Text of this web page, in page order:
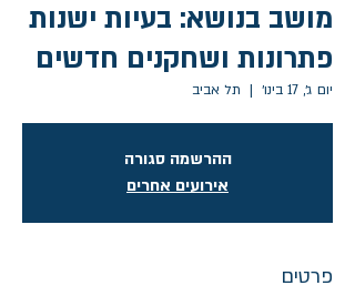
מושב בנושא: בעיות ישנות
פתרונות ושחקנים חדשים
יום ג׳, 17 בינו׳
  |
תל אביב
ההרשמה סגורה
אירועים אחרים
פרטים